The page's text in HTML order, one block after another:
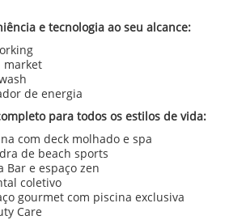
e tecnologia ao seu alcance:
market
de energia
para todos os estilos de vida:
com deck molhado e spa
de beach sports
Bar e espaço zen
coletivo
gourmet com piscina exclusiva
Care